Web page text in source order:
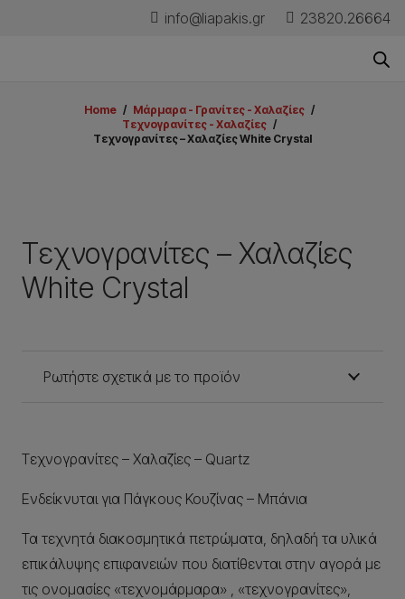
info@liapakis.gr 23820.26664
Home / Μάρμαρα - Γρανίτες - Χαλαζίες /
Τεχνογρανίτες - Χαλαζίες /
Τεχνογρανίτες – Χαλαζίες White Crystal
Τεχνογρανίτες – Χαλαζίες
White Crystal
Ρωτήστε σχετικά με το προϊόν
Τεχνογρανίτες – Χαλαζίες – Quartz
Ενδείκνυται για Πάγκους Κουζίνας – Μπάνια
Τα τεχνητά διακοσμητικά πετρώματα, δηλαδή τα υλικά
επικάλυψης επιφανειών που διατίθενται στην αγορά με
τις ονομασίες «τεχνομάρμαρα» , «τεχνογρανίτες»,